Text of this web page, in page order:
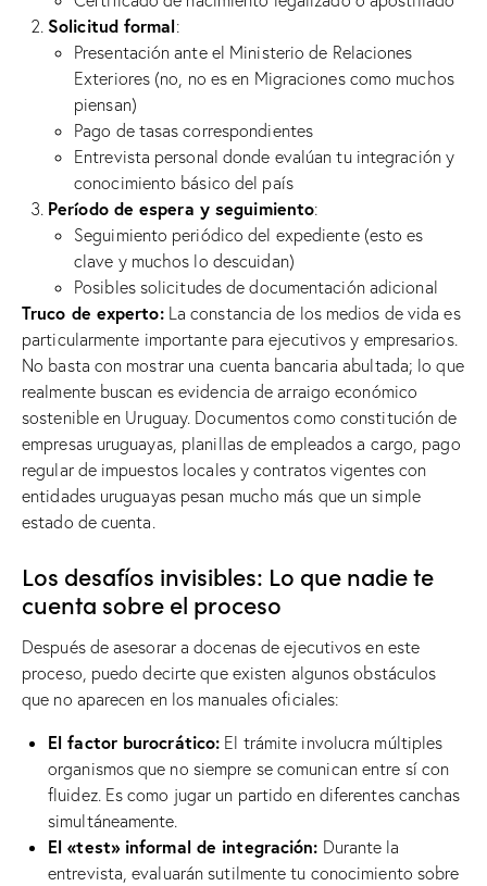
Solicitud formal:
Presentación ante el Ministerio de Relaciones
Exteriores (no, no es en Migraciones como muchos
piensan)
Pago de tasas correspondientes
Entrevista personal donde evalúan tu integración y
conocimiento básico del país
Período de espera y seguimiento:
Seguimiento periódico del expediente (esto es
clave y muchos lo descuidan)
Posibles solicitudes de documentación adicional
Truco de experto:La constancia de los medios de vida es
particularmente importante para ejecutivos y empresarios.
No basta con mostrar una cuenta bancaria abultada; lo que
realmente buscan es evidencia de arraigo económico
sostenible en Uruguay. Documentos como constitución de
empresas uruguayas, planillas de empleados a cargo, pago
regular de impuestos locales y contratos vigentes con
entidades uruguayas pesan mucho más que un simple
estado de cuenta.
Los desafíos invisibles: Lo que nadie te
cuenta sobre el proceso
Después de asesorar a docenas de ejecutivos en este
proceso, puedo decirte que existen algunos obstáculos
que no aparecen en los manuales oficiales:
El factor burocrático: El trámite involucra múltiples
organismos que no siempre se comunican entre sí con
fluidez. Es como jugar un partido en diferentes canchas
simultáneamente.
El «test» informal de integración: Durante la
entrevista, evaluarán sutilmente tu conocimiento sobre